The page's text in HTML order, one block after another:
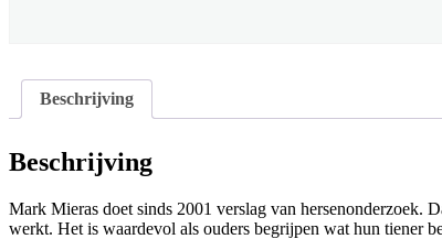
Beschrijving
Beschrijving
Mark Mieras doet sinds 2001 verslag van hersenonderzoek.
werkt. Het is waardevol als ouders begrijpen wat hun tiener